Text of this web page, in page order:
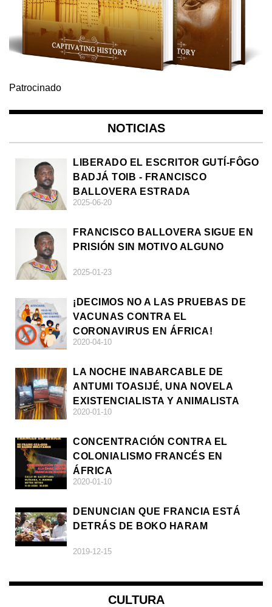
Patrocinado
NOTICIAS
LIBERADO EL ESCRITOR GUTÍ-FÔGO
BADJÁ TOIB - FRANCISCO
BALLOVERA ESTRADA
2025-06-20
FRANCISCO BALLOVERA SIGUE EN
PRISIÓN SIN MOTIVO ALGUNO
2025-01-23
¡DECIMOS NO A LAS PRUEBAS DE
VACUNAS CONTRA EL
CORONAVIRUS EN ÁFRICA!
2020-04-10
LA NOCHE INABARCABLE DE
ANTUMI TOASIJÉ, UNA NOVELA
EXISTENCIALISTA Y ANIMALISTA
2020-01-10
CONCENTRACIÓN CONTRA EL
COLONIALISMO FRANCÉS EN
ÁFRICA
2020-01-10
DENUNCIAN QUE FRANCIA ESTÁ
DETRÁS DE BOKO HARAM
2019-12-15
CULTURA